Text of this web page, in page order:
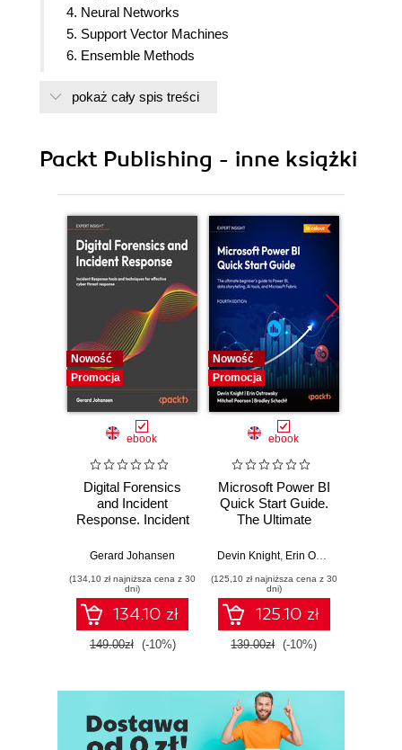
4. Neural Networks
5. Support Vector Machines
6. Ensemble Methods
8. Graphical Models
11. Recommendation Systems
pokaż cały spis treści
Packt Publishing - inne książki
Nowość
Promocja
ebook
Digital Forensics
and Incident
Response. Incident
and techniques for
threat response -
Fourth Edition
Gerard Johansen
(134,10 zł najniższa cena z 30
dni)
134.10 zł
149.00zł (-10%)
Nowość
Promocja
ebook
Microsoft Power BI
Quick Start Guide.
The Ultimate
to Power BI, Data
Tools, and
Microsoft Fabric -
Fourth Edition
Devin Knight, Erin Ostrowsky
(125,10 zł najniższa cena z 30
dni)
125.10 zł
139.00zł (-10%)